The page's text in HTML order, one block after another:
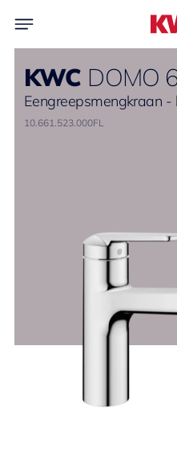
KWC DOMO
Eengreepsmengkraan -
10.661.523.000FL